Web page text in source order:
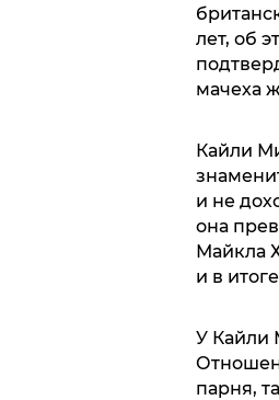
лет, об
мачеха
Кайли
и не
она
Майкла
и в
У Кайли
парня,